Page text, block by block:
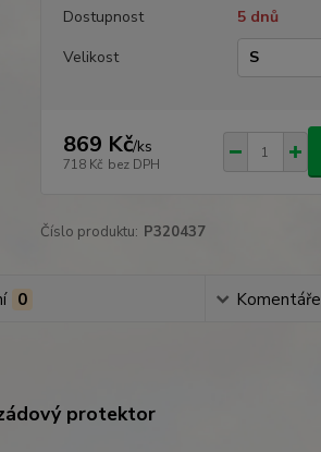
Dostupnost
5 dnů
Velikost
869 Kč/ks
718 Kč bez DPH
Číslo produktu: P320437
0 Komentáře
protektor